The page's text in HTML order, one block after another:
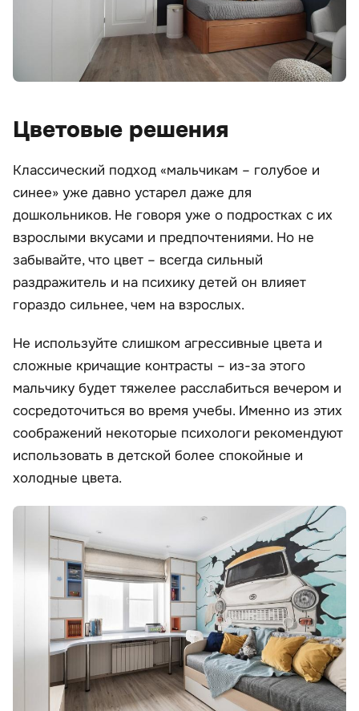
Цветовые решения
Классический подход «мальчикам – голубое и
синее» уже давно устарел даже для
дошкольников. Не говоря уже о подростках с их
взрослыми вкусами и предпочтениями. Но не
забывайте, что цвет – всегда сильный
раздражитель и на психику детей он влияет
гораздо сильнее, чем на взрослых.
Не используйте слишком агрессивные цвета и
сложные кричащие контрасты – из-за этого
мальчику будет тяжелее расслабиться вечером и
сосредоточиться во время учебы. Именно из этих
соображений некоторые психологи рекомендуют
использовать в детской более спокойные и
холодные цвета.